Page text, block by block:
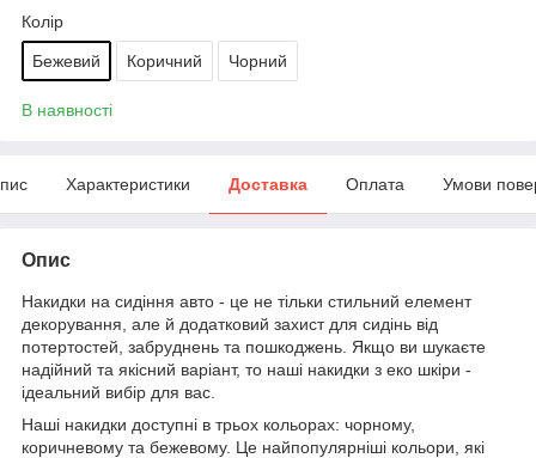
Колір
Бежевий Коричний Чорний
В наявності
Характеристики Доставка Оплата Умови
Опис
Накидки на сидіння авто - це не тільки стильний елемент
декорування, але й додатковий захист для сидінь від
потертостей, забруднень та пошкоджень. Якщо ви шукаєте
надійний та якісний варіант, то наші накидки з еко шкіри -
ідеальний вибір для вас.
Наші накидки доступні в трьох кольорах: чорному,
коричневому та бежевому. Це найпопулярніші кольори, які